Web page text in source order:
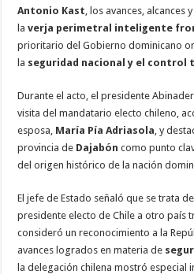
Antonio Kast , los avances,
laverja perimetral inteligente
prioritario del Gobierno dominicano
la seguridad nacional y el
Durante el acto, el presidente
visita del mandatario electo chileno,
esposa, María Pía Adriasola , y
provincia de Dajabóncomo punto
del origen histórico de la nación
El jefe de Estado señaló que se trata
presidente electo de Chile a otro país
consideró un reconocimiento a la
avances logrados en materia de
la delegación chilena mostró especial